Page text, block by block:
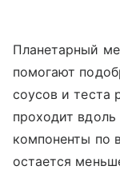
Планетарный
помогают
соусов и теста
проходит
компоненты по
остается